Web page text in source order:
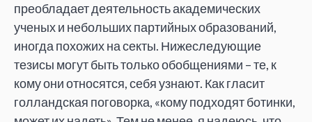
преобладает деятельность академических
ученых и небольших партийных образований,
иногда похожих на секты. Нижеследующие
тезисы могут быть только обобщениями – те, к
кому они относятся, себя узнают. Как гласит
голландская поговорка, «кому подходят ботинки,